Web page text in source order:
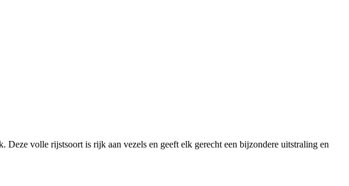
volle rijstsoort is rijk aan vezels en geeft elk gerecht een bijzondere uitstraling en